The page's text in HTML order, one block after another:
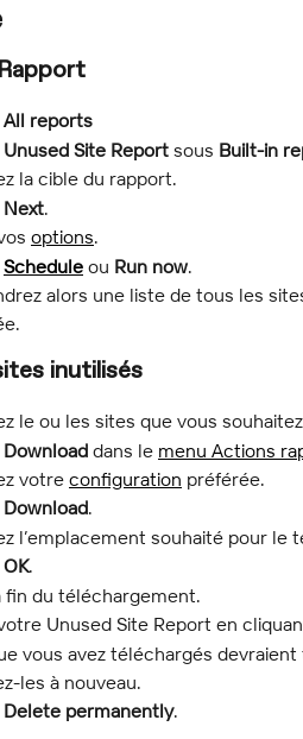
All reports
Unused Site Report sous Built-in
la cible du rapport.
Next.
options.
Schedule ou Run now.
alors une liste de tous les
inutilisés
le ou les sites que vous
Download dans le menu Actions
votre configuration préférée.
Download.
l’emplacement souhaité pour le
OK.
fin du téléchargement.
Unused Site Report en
vous avez téléchargés
les à nouveau.
Delete permanently.